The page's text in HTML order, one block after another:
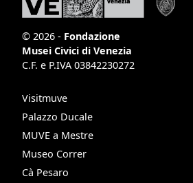
© 2026 - Fondazione
Musei Civici di Venezia
C.F. e P.IVA 03842230272
Visitmuve
Palazzo Ducale
MUVE a Mestre
Museo Correr
Cà Pesaro